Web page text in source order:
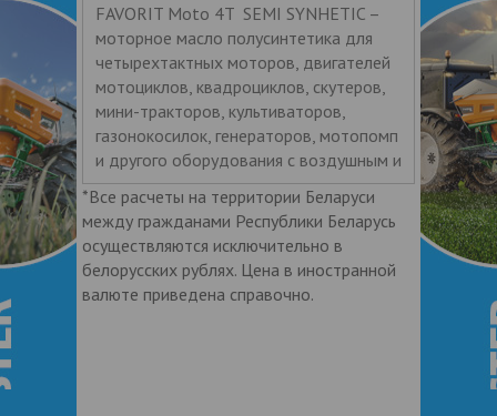
FAVORIT Moto 4T SEMI SYNHETIC –
моторное масло полусинтетика для
четырехтактных моторов, двигателей
мотоциклов, квадроциклов, скутеров,
мини-тракторов, культиваторов,
газонокосилок, генераторов, мотопомп
и другого оборудования с воздушным и
*Все расчеты на территории Беларуси
между гражданами Республики Беларусь
осуществляются исключительно в
белорусских рублях. Цена в иностранной
валюте приведена справочно.